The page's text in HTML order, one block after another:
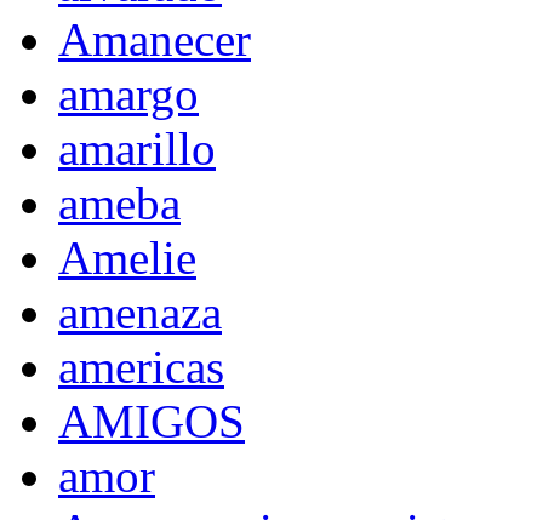
Amanecer
amargo
amarillo
ameba
Amelie
amenaza
americas
AMIGOS
amor